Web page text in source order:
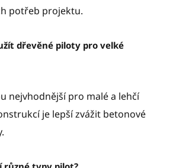
potřeb projektu.
dřevěné piloty pro velké
nejvhodnější pro malé a lehčí
je lepší zvážit betonové